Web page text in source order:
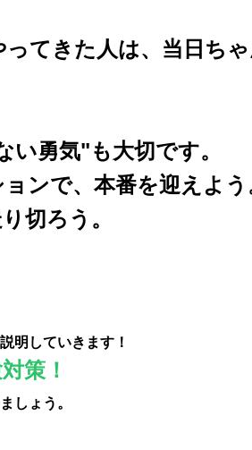
てきた人は、当日ちゃ
勇気"も大切です。
ンで、本番を迎えよう
切ろう。
明していきます！
策！
しょう。